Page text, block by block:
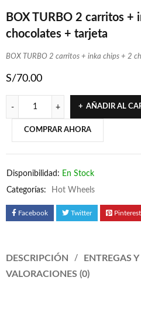
BOX TURBO 2 carritos +
chocolates + tarjeta
BOX TURBO 2 carritos + inka chips + 2
S/70.00
AÑADIR AL
COMPRAR AHORA
Disponibilidad: En Stock
Categorías:
Hot Wheels
Facebook Twitter Pinterest
DESCRIPCIÓN
ENTREGAS
VALORACIONES (0)